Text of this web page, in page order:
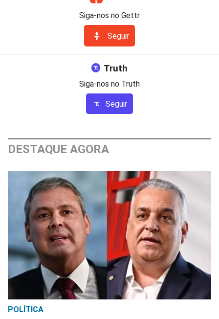
Siga-nos no Gettr
Seguir
Truth
Siga-nos no Truth
Seguir
DESTAQUE AGORA
POLÍTICA